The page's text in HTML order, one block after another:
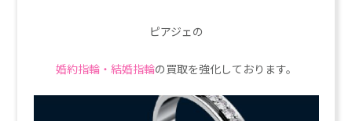
ピアジェの
婚約指輪・結婚指輪の買取を強化しております。